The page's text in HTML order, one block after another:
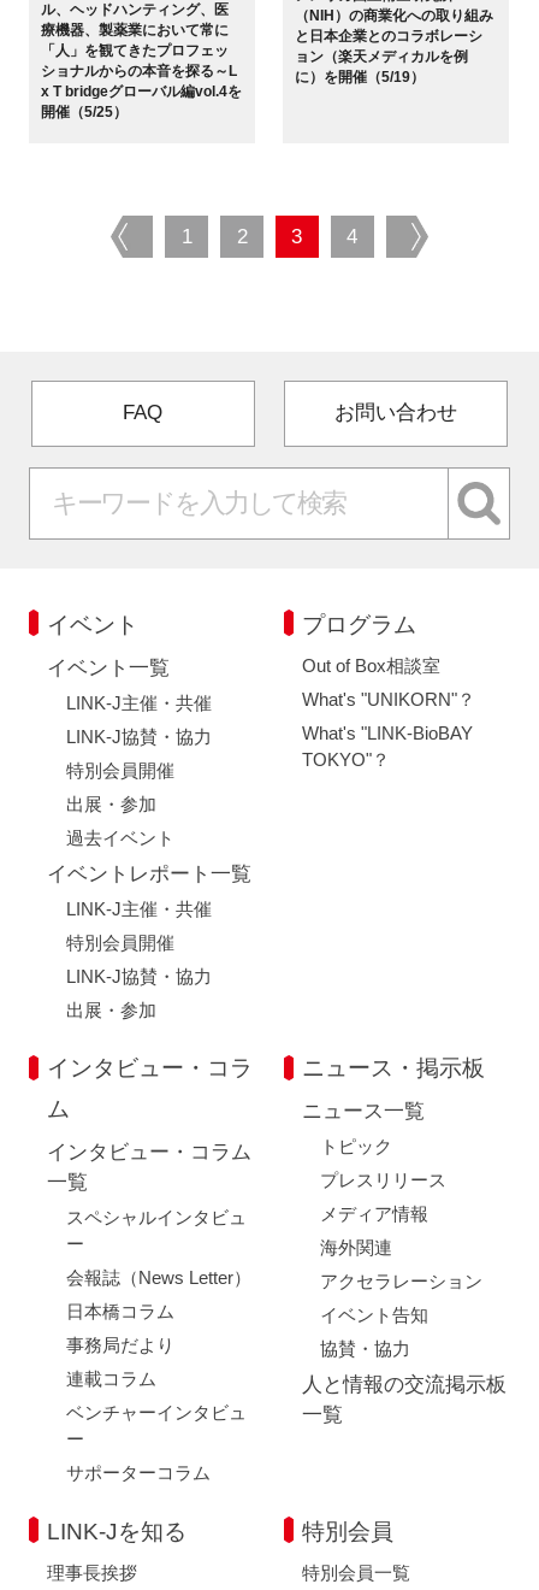
ル、ヘッドハンティング、医
療機器、製薬業において常に
「人」を観てきたプロフェッ
ショナルからの本音を探る～L
x T bridgeグローバル編vol.4を
開催（5/25）
（NIH）の商業化への取り組み
と日本企業とのコラボレーシ
ョン（楽天メディカルを例
に）を開催（5/19）
prev
1 2 3 4
FAQ お問い合わせ
イベント
イベント一覧
LINK-J主催・共催
LINK-J協賛・協力
特別会員開催
出展・参加
過去イベント
イベントレポート一覧
LINK-J主催・共催
特別会員開催
LINK-J協賛・協力
出展・参加
プログラム
Out of Box相談室
What's "UNIKORN"？
What's "LINK-BioBAY
TOKYO"？
インタビュー・コラ
ム
インタビュー・コラム
一覧
スペシャルインタビュ
ー
会報誌（News Letter）
日本橋コラム
事務局だより
連載コラム
ベンチャーインタビュ
ー
サポーターコラム
ニュース・掲示板
ニュース一覧
トピック
プレスリリース
メディア情報
海外関連
アクセラレーション
イベント告知
協賛・協力
人と情報の交流掲示板
一覧
LINK-Jを知る
理事長挨拶
特別会員
特別会員一覧